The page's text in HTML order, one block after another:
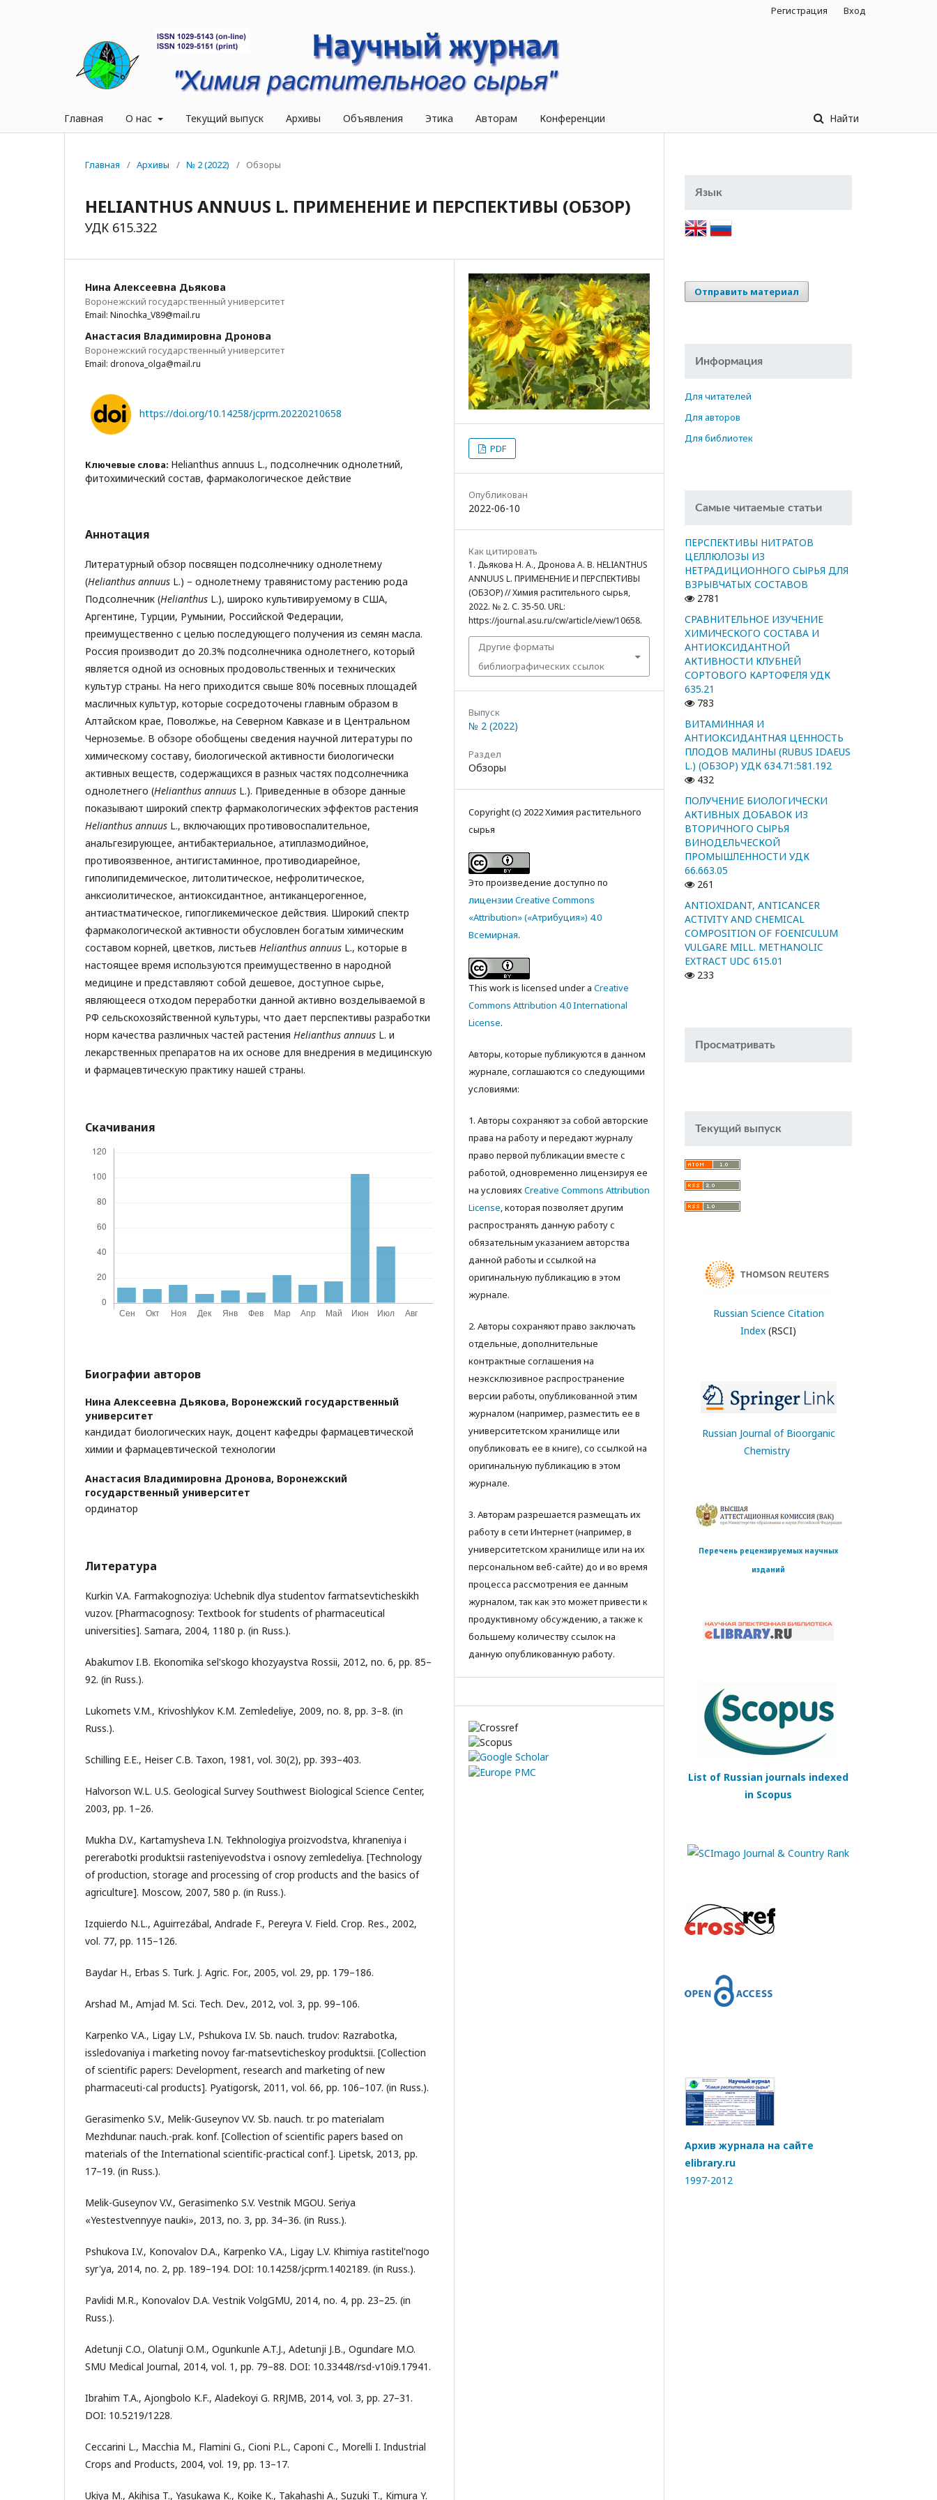
Главная О нас Текущий выпуск Архивы Объявления Этика Авторам Конференции Найти
Регистрация Вход
Главная / Архивы / № 2 (2022) / Обзоры
HELIANTHUS ANNUUS L. ПРИМЕНЕНИЕ И ПЕРСПЕКТИВЫ (ОБЗОР)
УДК 615.322
Нина Алексеевна Дьякова
Воронежский государственный университет
Email: Ninochka_V89@mail.ru
Анастасия Владимировна Дронова
Воронежский государственный университет
Email: dronova_olga@mail.ru
https://doi.org/10.14258/jcprm.20220210658
Ключевые слова: Helianthus annuus L., подсолнечник однолетний,
фитохимический состав, фармакологическое действие
Аннотация
Литературный обзор посвящен подсолнечнику однолетнему
(Helianthus annuus L.) – однолетнему травянистому растению рода
Подсолнечник (Helianthus L.), широко культивируемому в США,
Аргентине, Турции, Румынии, Российской Федерации,
преимущественно с целью последующего получения из семян масла.
Россия производит до 20.3% подсолнечника однолетнего, который
является одной из основных продовольственных и технических
культур страны. На него приходится свыше 80% посевных площадей
масличных культур, которые сосредоточены главным образом в
Алтайском крае, Поволжье, на Северном Кавказе и в Центральном
Черноземье. В обзоре обобщены сведения научной литературы по
химическому составу, биологической активности биологически
активных веществ, содержащихся в разных частях подсолнечника
однолетнего (Helianthus annuus L.). Приведенные в обзоре данные
показывают широкий спектр фармакологических эффектов растения
Helianthus annuus L., включающих противовоспалительное,
анальгезирующее, антибактериальное, атиплазмодийное,
противоязвенное, антигистаминное, противодиарейное,
гиполипидемическое, литолитическое, нефролитическое,
анксиолитическое, антиоксидантное, антиканцерогенное,
антиастматическое, гипогликемическое действия. Широкий спектр
фармакологической активности обусловлен богатым химическим
составом корней, цветков, листьев Helianthus annuus L., которые в
настоящее время используются преимущественно в народной
медицине и представляют собой дешевое, доступное сырье,
являющееся отходом переработки данной активно возделываемой в
РФ сельскохозяйственной культуры, что дает перспективы разработки
норм качества различных частей растения Helianthus annuus L. и
лекарственных препаратов на их основе для внедрения в медицинскую
и фармацевтическую практику нашей страны.
Скачивания
Биографии авторов
Нина Алексеевна Дьякова, Воронежский государственный
университет
кандидат биологических наук, доцент кафедры фармацевтической
химии и фармацевтической технологии
Анастасия Владимировна Дронова, Воронежский
государственный университет
ординатор
Литература
Kurkin V.A. Farmakognoziya: Uchebnik dlya studentov farmatsevticheskikh
vuzov. [Pharmacognosy: Textbook for students of pharmaceutical
universities]. Samara, 2004, 1180 p. (in Russ.).
Abakumov I.B. Ekonomika sel'skogo khozyaystva Rossii, 2012, no. 6, pp. 85–
92. (in Russ.).
Lukomets V.M., Krivoshlykov K.M. Zemledeliye, 2009, no. 8, pp. 3–8. (in
Russ.).
Schilling E.E., Heiser C.B. Taxon, 1981, vol. 30(2), pp. 393–403.
Halvorson W.L. U.S. Geological Survey Southwest Biological Science Center,
2003, pp. 1–26.
Mukha D.V., Kartamysheva I.N. Tekhnologiya proizvodstva, khraneniya i
pererabotki produktsii rasteniyevodstva i osnovy zemledeliya. [Technology
of production, storage and processing of crop products and the basics of
agriculture]. Moscow, 2007, 580 p. (in Russ.).
Izquierdo N.L., Aguirrezábal, Andrade F., Pereyra V. Field. Crop. Res., 2002,
vol. 77, pp. 115–126.
Baydar H., Erbas S. Turk. J. Agric. For., 2005, vol. 29, pp. 179–186.
Arshad M., Amjad M. Sci. Tech. Dev., 2012, vol. 3, pp. 99–106.
Karpenko V.A., Ligay L.V., Pshukova I.V. Sb. nauch. trudov: Razrabotka,
issledovaniya i marketing novoy far-matsevticheskoy produktsii. [Collection
of scientific papers: Development, research and marketing of new
pharmaceuti-cal products]. Pyatigorsk, 2011, vol. 66, pp. 106–107. (in Russ.).
Gerasimenko S.V., Melik-Guseynov V.V. Sb. nauch. tr. po materialam
Mezhdunar. nauch.-prak. konf. [Collection of scientific papers based on
materials of the International scientific-practical conf.]. Lipetsk, 2013, pp.
17–19. (in Russ.).
Melik-Guseynov V.V., Gerasimenko S.V. Vestnik MGOU. Seriya
«Yestestvennyye nauki», 2013, no. 3, pp. 34–36. (in Russ.).
Pshukova I.V., Konovalov D.A., Karpenko V.A., Ligay L.V. Khimiya rastitel'nogo
syr'ya, 2014, no. 2, pp. 189–194. DOI: 10.14258/jcprm.1402189. (in Russ.).
Pavlidi M.R., Konovalov D.A. Vestnik VolgGMU, 2014, no. 4, pp. 23–25. (in
Russ.).
Adetunji C.O., Olatunji O.M., Ogunkunle A.T.J., Adetunji J.B., Ogundare M.O.
SMU Medical Journal, 2014, vol. 1, pp. 79–88. DOI: 10.33448/rsd-v10i9.17941.
Ibrahim T.A., Ajongbolo K.F., Aladekoyi G. RRJMB, 2014, vol. 3, pp. 27–31.
DOI: 10.5219/1228.
Ceccarini L., Macchia M., Flamini G., Cioni P.L., Caponi C., Morelli I. Industrial
Crops and Products, 2004, vol. 19, pp. 13–17.
Ukiya M., Akihisa T., Yasukawa K., Koike K., Takahashi A., Suzuki T., Kimura Y.
PDF
Опубликован
2022-06-10
Как цитировать
1. Дьякова Н. А., Дронова А. В. HELIANTHUS
ANNUUS L. ПРИМЕНЕНИЕ И ПЕРСПЕКТИВЫ
(ОБЗОР) // Химия растительного сырья,
2022. № 2. С. 35-50. URL:
https://journal.asu.ru/cw/article/view/10658.
Другие форматы
библиографических ссылок
Выпуск
№ 2 (2022)
Раздел
Обзоры
Copyright (c) 2022 Химия растительного
сырья
Это произведение доступно по
лицензии Creative Commons
«Attribution» («Атрибуция») 4.0
Всемирная.
This work is licensed under a Creative
Commons Attribution 4.0 International
License.
Авторы, которые публикуются в данном
журнале, соглашаются со следующими
условиями:
1. Авторы сохраняют за собой авторские
права на работу и передают журналу
право первой публикации вместе с
работой, одновременно лицензируя ее
на условияхCreative Commons Attribution
License , которая позволяет другим
распространять данную работу с
обязательным указанием авторства
данной работы и ссылкой на
оригинальную публикацию в этом
журнале.
2. Авторы сохраняют право заключать
отдельные, дополнительные
контрактные соглашения на
неэксклюзивное распространение
версии работы, опубликованной этим
журналом (например, разместить ее в
университетском хранилище или
опубликовать ее в книге), со ссылкой на
оригинальную публикацию в этом
журнале.
3. Авторам разрешается размещать их
работу в сети Интернет (например, в
университетском хранилище или на их
персональном веб-сайте) до и во время
процесса рассмотрения ее данным
журналом, так как это может привести к
продуктивному обсуждению, а также к
большему количеству ссылок на
данную опубликованную работу.
Язык
Отправить материал
Информация
Для читателей
Для авторов
Для библиотек
Самые читаемые статьи
ПЕРСПЕКТИВЫ НИТРАТОВ
ЦЕЛЛЮЛОЗЫ ИЗ
НЕТРАДИЦИОННОГО СЫРЬЯ ДЛЯ
ВЗРЫВЧАТЫХ СОСТАВОВ
2781
СРАВНИТЕЛЬНОЕ ИЗУЧЕНИЕ
ХИМИЧЕСКОГО СОСТАВА И
АНТИОКСИДАНТНОЙ
АКТИВНОСТИ КЛУБНЕЙ
СОРТОВОГО КАРТОФЕЛЯ УДК
635.21
783
ВИТАМИННАЯ И
АНТИОКСИДАНТНАЯ ЦЕННОСТЬ
ПЛОДОВ МАЛИНЫ (RUBUS IDAEUS
L.) (ОБЗОР) УДК 634.71:581.192
432
ПОЛУЧЕНИЕ БИОЛОГИЧЕСКИ
АКТИВНЫХ ДОБАВОК ИЗ
ВТОРИЧНОГО СЫРЬЯ
ВИНОДЕЛЬЧЕСКОЙ
ПРОМЫШЛЕННОСТИ УДК
66.663.05
261
ANTIOXIDANT, ANTICANCER
ACTIVITY AND CHEMICAL
COMPOSITION OF FOENICULUM
VULGARE MILL. METHANOLIC
EXTRACT UDC 615.01
233
Просматривать
Текущий выпуск
Russian Science Citation
Index (RSCI)
Russian Journal of Bioorganic
Chemistry
Перечень рецензируемых научных
изданий
List of Russian journals indexed
in Scopus
Архив журнала на сайте
elibrary.ru
1997-2012